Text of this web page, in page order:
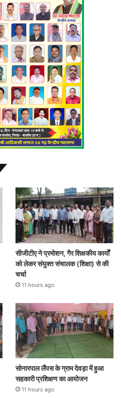
सीजीटीए ने प्रमोशन, गैर शिक्षकीय कार्यों
को लेकर संयुक्त संचालक (शिक्षा) से की
चर्चा
11 hours ago
सोनारपाल लैंपस के ग्राम देवड़ा में हुआ
सहकारी प्रशिक्षण का आयोजन
11 hours ago